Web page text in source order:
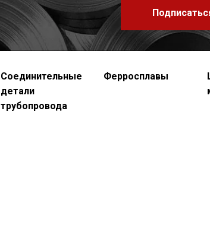
Соединительные
детали
трубопровода
Ферросплавы